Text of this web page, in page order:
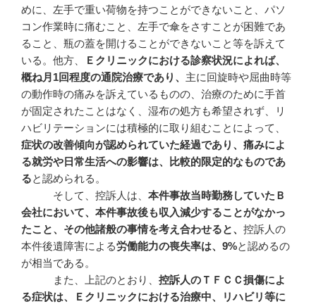
めに、左手で重い荷物を持つことができないこと、パソ
コン作業時に痛むこと、左手で傘をさすことが困難であ
ること、瓶の蓋を開けることができないこと等を訴えて
いる。他方、
Ｅクリニックにおける診察状況によれば、
概ね月 1回程度の通院治療であり、 主に回旋時や屈曲時等
の動作時の痛みを訴えているものの、治療のために手首
が固定されたことはなく、湿布の処方も希望されず、リ
ハビリテーションには積極的に取り組むことによって、
症状の改善傾向が認められていた経過であり、痛みによ
る就労や日常生活への影響は、比較的限定的なものであ
ると認められる。
そして、控訴人は、 本件事故当時勤務していたＢ
会社において、本件事故後も収入減少することがなかっ
たこと、その他諸般の事情を考え合わせると、 控訴人の
本件後遺障害による労働能力の喪失率は、 9%と認めるの
が相当である。
また、上記のとおり、 控訴人のＴＦＣＣ損傷によ
る症状は、Ｅクリニックにおける治療中、リハビリ等に